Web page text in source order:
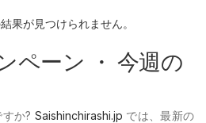
果が見つけられません。
ペーン ・ 今週の
か? Saishinchirashi.jp では、最新の